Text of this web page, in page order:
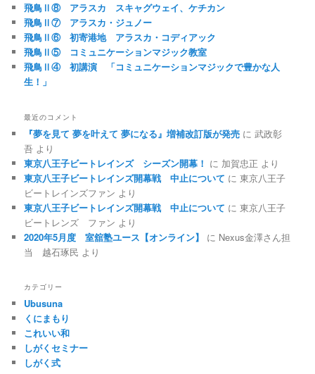
飛鳥Ⅱ⑧ アラスカ スキャグウェイ、ケチカン
飛鳥Ⅱ⑦ アラスカ・ジュノー
飛鳥Ⅱ⑥ 初寄港地 アラスカ・コディアック
飛鳥Ⅱ⑤ コミュニケーションマジック教室
飛鳥Ⅱ④ 初講演 「コミュニケーションマジックで豊かな人
生！」
最近のコメント
『夢を見て 夢を叶えて 夢になる』増補改訂版が発売 に武政彰
吾 より
東京八王子ビートレインズ シーズン開幕！ に 加賀忠正 より
東京八王子ビートレインズ開幕戦 中止について に東京八王子
ビートレインズファン より
東京八王子ビートレインズ開幕戦 中止について に東京八王子
ビートレンズ ファン より
2020年5月度 室舘塾ユース【オンライン】
に Nexus金澤さん担
当 越石琢民 より
カテゴリー
Ubusuna
くにまもり
これいい和
しがくセミナー
しがく式